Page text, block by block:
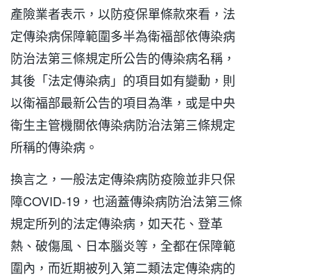
產險業者表示，以防疫保單條款來看，法
定傳染病保障範圍多半為衛福部依傳染病
防治法第三條規定所公告的傳染病名稱，
其後「法定傳染病」的項目如有變動，則
以衛福部最新公告的項目為準，或是中央
衛生主管機關依傳染病防治法第三條規定
所稱的傳染病。
換言之，一般法定傳染病防疫險並非只保
障COVID-19，也涵蓋傳染病防治法第三條
規定所列的法定傳染病，如天花、登革
熱、破傷風、日本腦炎等，全都在保障範
圍內，而近期被列入第二類法定傳染病的